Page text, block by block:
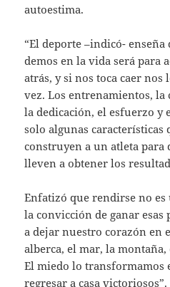
autoestima.
“El deporte –indicó- enseña
demos en la vida será para
atrás, y si nos toca caer
vez. Los entrenamientos,
la dedicación, el esfuerzo y
solo algunas características
construyen a un atleta para
lleven a obtener los
Enfatizó que rendirse no es
la convicción de ganar esas
a dejar nuestro corazón en
alberca, el mar, la
El miedo lo transformamos
regresar a casa victoriosos”.